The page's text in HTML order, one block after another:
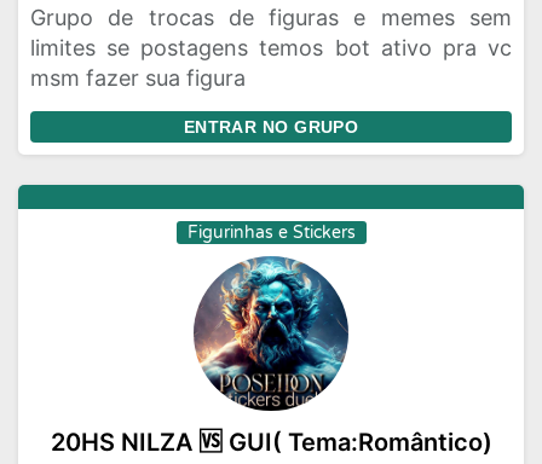
Grupo de trocas de figuras e memes sem
limites se postagens temos bot ativo pra vc
msm fazer sua figura
ENTRAR NO GRUPO
Figurinhas e Stickers
20HS NILZA 🆚 GUI( Tema:Romântico)